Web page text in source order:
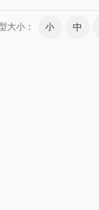
大小： 小 中